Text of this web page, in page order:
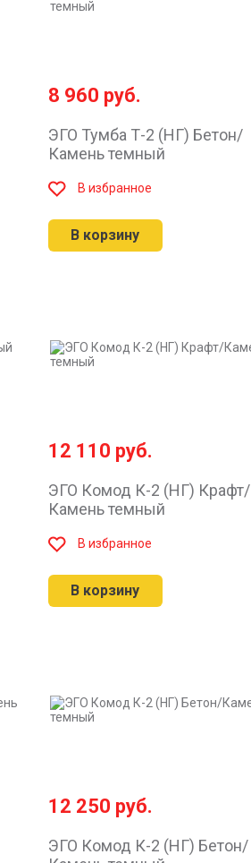
8 960 руб.
ЭГО Тумба Т-2 (НГ) Бетон/
Камень темный
В избранное
В корзину
12 110 руб.
ЭГО Комод К-2 (НГ) Крафт/
Камень темный
В избранное
В корзину
12 250 руб.
ЭГО Комод К-2 (НГ) Бетон/